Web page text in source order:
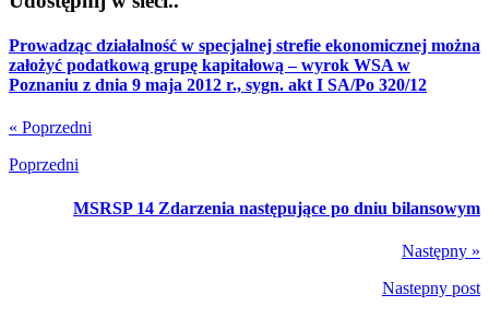
Prowadząc działalność w specjalnej strefie ekonomicznej można
założyć podatkową grupę kapitałową – wyrok WSA w
Poznaniu z dnia 9 maja 2012 r., sygn. akt I SA/Po 320/12
« Poprzedni
Poprzedni
MSRSP 14 Zdarzenia następujące po dniu bilansowym
Następny »
Nastepny post